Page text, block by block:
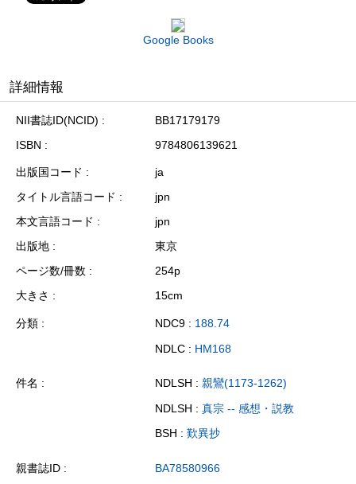
Google Books
詳細情報
NII書誌ID(NCID)
BB17179179
ISBN
9784806139621
出版国コード
ja
タイトル言語コード
jpn
本文言語コード
jpn
出版地
東京
ページ数/冊数
254p
大きさ
15cm
分類 NDC9 : 188.74
NDLC : HM168
件名 NDLSH : 親鸞(1173-1262)
NDLSH : 真宗 -- 感想・説教
BSH : 歎異抄
親書誌ID BA78580966